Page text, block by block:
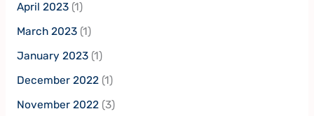
April 2023(1)
March 2023(1)
January 2023(1)
December 2022(1)
November 2022(3)